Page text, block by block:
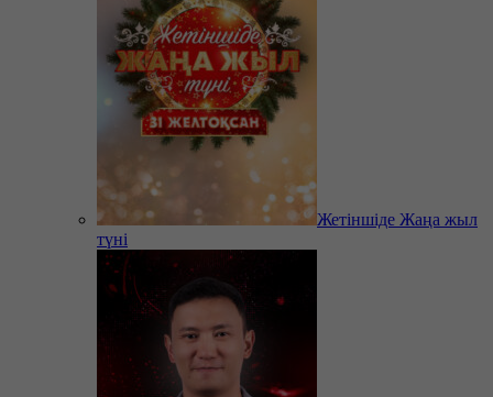
Жетіншіде Жаңа жыл
түні